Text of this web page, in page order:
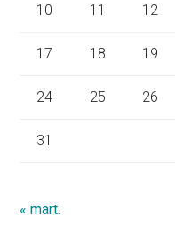
10 11 12
17 18 19
24 25 26
31
« mart.